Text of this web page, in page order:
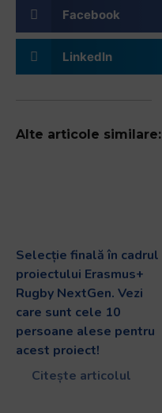
Facebook
LinkedIn
Alte articole similare:
Selecție finală în cadrul
proiectului Erasmus+
Rugby NextGen. Vezi
care sunt cele 10
persoane alese pentru
acest proiect!
Citește articolul